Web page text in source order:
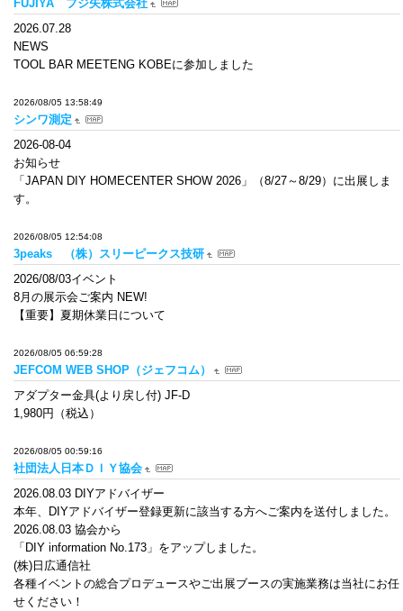
FUJIYA フジ矢株式会社
2026.07.28
NEWS
TOOL BAR MEETENG KOBEに参加しました
2026/08/05 13:58:49
シンワ測定
2026-08-04
お知らせ
「JAPAN DIY HOMECENTER SHOW 2026」（8/27～8/29）に出展しま
す。
2026/08/05 12:54:08
3peaks （株）スリーピークス技研
2026/08/03イベント
8月の展示会ご案内 NEW!
【重要】夏期休業日について
2026/08/05 06:59:28
JEFCOM WEB SHOP（ジェフコム）
アダプター金具(より戻し付) JF-D
1,980円（税込）
2026/08/05 00:59:16
社団法人日本ＤＩＹ協会
2026.08.03 DIYアドバイザー
本年、DIYアドバイザー登録更新に該当する方へご案内を送付しました。
2026.08.03 協会から
「DIY information No.173」をアップしました。
(株)日広通信社
各種イベントの総合プロデュースやご出展ブースの実施業務は当社にお任
せください！